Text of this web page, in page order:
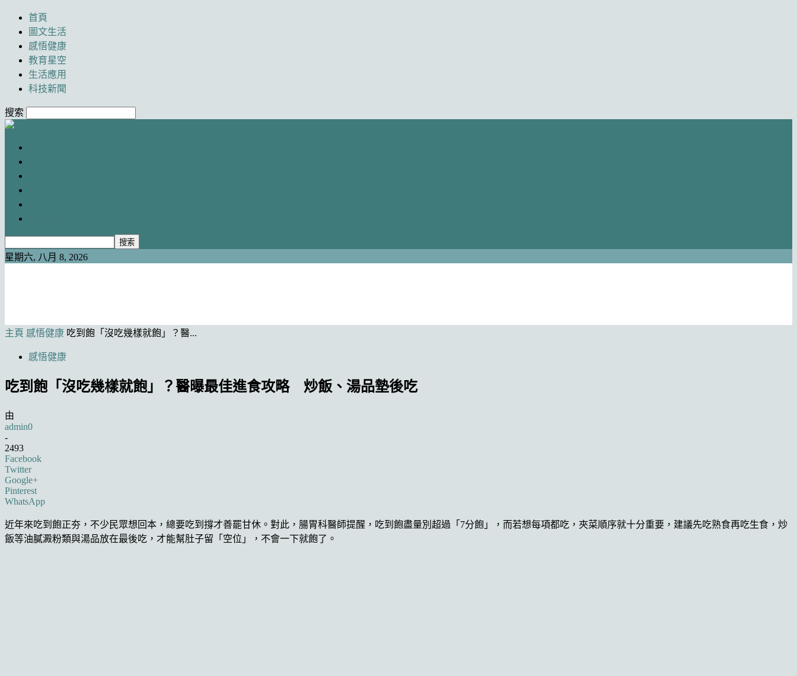
首頁
圖文生活
感悟健康
教育星空
生活應用
科技新聞
搜索
星期六, 八月 8, 2026
主頁 感悟健康 吃到飽「沒吃幾樣就飽」？醫...
感悟健康
吃到飽「沒吃幾樣就飽」？醫曝最佳進食攻略 炒飯、湯品墊後吃
由
admin0
-
2493
Facebook
Twitter
Google+
Pinterest
WhatsApp
近年來吃到飽正夯，不少民眾想回本，總要吃到撐才善罷甘休。對此，腸胃科醫師提醒，吃到飽盡量別超過「7分飽」，而若想每項都吃，夾菜順序就十分重要，建議先吃熟食再吃生食，炒
飯等油膩澱粉類與湯品放在最後吃，才能幫肚子留「空位」，不會一下就飽了。